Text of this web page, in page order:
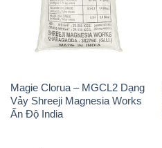
Magie Clorua – MGCL2 Dạng
Vảy Shreeji Magnesia Works
Ấn Độ India